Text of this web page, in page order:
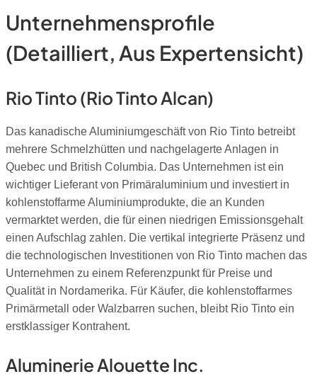
Unternehmensprofile
(detailliert, Aus Expertensicht)
Rio Tinto (Rio Tinto Alcan)
Das kanadische Aluminiumgeschäft von Rio Tinto betreibt
mehrere Schmelzhütten und nachgelagerte Anlagen in
Quebec und British Columbia. Das Unternehmen ist ein
wichtiger Lieferant von Primäraluminium und investiert in
kohlenstoffarme Aluminiumprodukte, die an Kunden
vermarktet werden, die für einen niedrigen Emissionsgehalt
einen Aufschlag zahlen. Die vertikal integrierte Präsenz und
die technologischen Investitionen von Rio Tinto machen das
Unternehmen zu einem Referenzpunkt für Preise und
Qualität in Nordamerika. Für Käufer, die kohlenstoffarmes
Primärmetall oder Walzbarren suchen, bleibt Rio Tinto ein
erstklassiger Kontrahent.
Aluminerie Alouette Inc.